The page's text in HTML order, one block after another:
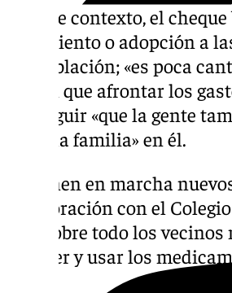
En este contexto, el
nacimiento o adopción a
despoblación; «es poca
tienen que afrontar los
conseguir «que la gente
tener la familia» en él.
Se ponen en marcha
colaboración con el
que, sobre todo los
acceder y usar los